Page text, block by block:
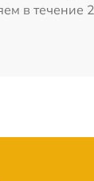
в течение